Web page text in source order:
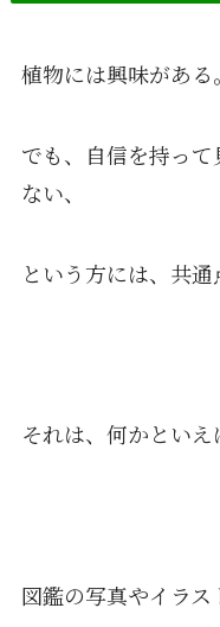
植物には興味がある。
でも、自信を持っ
ない、
という方には、共通
それは、何かといえ
図鑑の写真やイラス